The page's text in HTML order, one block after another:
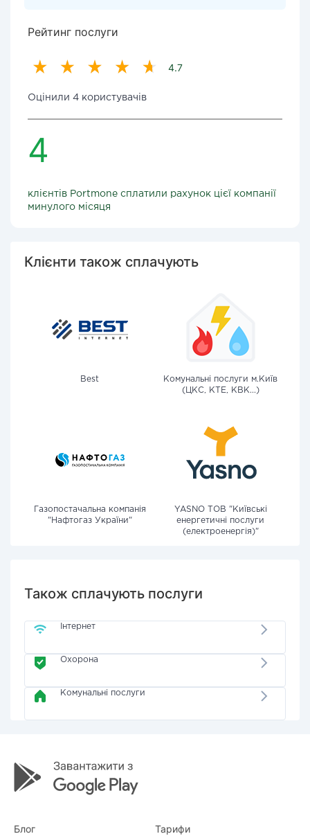
Рейтинг послуги
4.7
Оцінили 4 користувачів
4
клієнтів Portmone сплатили рахунок цієї компанії
минулого місяця
Клієнти також сплачують
Best
Комунальні послуги м.Київ
(ЦКС, КТЕ, КВК...)
Газопостачальна компанія
"Нафтогаз України"
YASNO ТОВ "Київські
енергетичні послуги
(електроенергія)"
Також сплачують послуги
Інтернет
Охорона
Комунальні послуги
Блог Тарифи